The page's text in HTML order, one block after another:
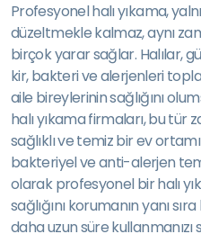
Profesyonel halı yıkama,
düzeltmekle kalmaz, aynı
birçok yarar sağlar. Halılar,
kir, bakteri ve alerjenleri
aile bireylerinin sağlığını
halı yıkama firmaları, bu tür
sağlıklı ve temiz bir ev
bakteriyel ve anti-alerjen
olarak profesyonel bir halı
sağlığını korumanın yanı
daha uzun süre kullanmanızı